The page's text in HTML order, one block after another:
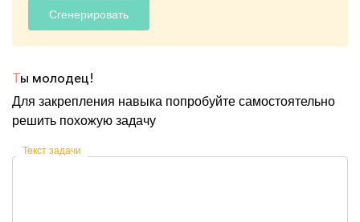
Сгенерировать
Ты молодец!
Для закрепления навыка попробуйте самостоятельно
решить похожую задачу
Текст задачи